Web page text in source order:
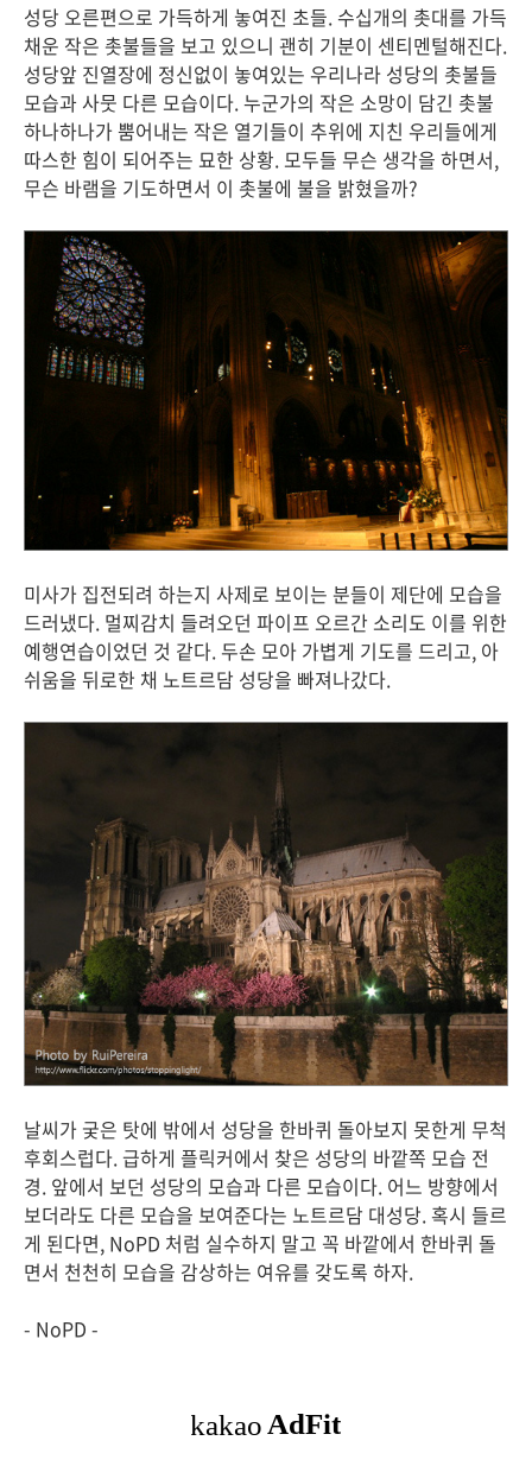
성당 오른편으로 가득하게 놓여진 초들. 수십개의 촛대를 가득
채운 작은 촛불들을 보고 있으니 괜히 기분이 센티멘털해진다.
성당앞 진열장에 정신없이 놓여있는 우리나라 성당의 촛불들
모습과 사뭇 다른 모습이다. 누군가의 작은 소망이 담긴 촛불
하나하나가 뿜어내는 작은 열기들이 추위에 지친 우리들에게
따스한 힘이 되어주는 묘한 상황. 모두들 무슨 생각을 하면서,
무슨 바램을 기도하면서 이 촛불에 불을 밝혔을까?
미사가 집전되려 하는지 사제로 보이는 분들이 제단에 모습을
드러냈다. 멀찌감치 들려오던 파이프 오르간 소리도 이를 위한
예행연습이었던 것 같다. 두손 모아 가볍게 기도를 드리고, 아
쉬움을 뒤로한 채 노트르담 성당을 빠져나갔다.
날씨가 궂은 탓에 밖에서 성당을 한바퀴 돌아보지 못한게 무척
후회스럽다. 급하게 플릭커에서 찾은 성당의 바깥쪽 모습 전
경. 앞에서 보던 성당의 모습과 다른 모습이다. 어느 방향에서
보더라도 다른 모습을 보여준다는 노트르담 대성당. 혹시 들르
게 된다면, NoPD 처럼 실수하지 말고 꼭 바깥에서 한바퀴 돌
면서 천천히 모습을 감상하는 여유를 갖도록 하자.
- NoPD -